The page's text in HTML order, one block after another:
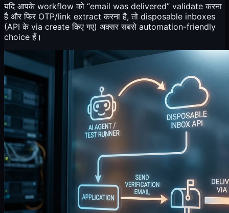
यदि आपके workflow को “email was delivered” validate करना
है और फिर OTP/link extract करना है, तो disposable inboxes
(API के via create किए गए) अक्सर सबसे automation-friendly
choice हैं।